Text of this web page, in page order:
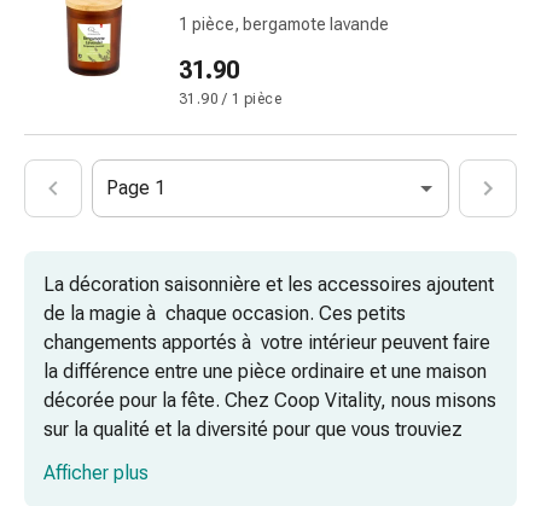
Gazes
Bandes
Pansements
Bandes
de
tapes
et
accessoires
Pansements
tubulaires
et
Matériel
1 pièce, bergamote lavande
31.90
31.90 / 1 pièce
Page 1
La décoration saisonnière et les accessoires ajoutent
de la magie à chaque occasion. Ces petits
changements apportés à votre intérieur peuvent faire
la différence entre une pièce ordinaire et une maison
décorée pour la fête. Chez Coop Vitality, nous misons
sur la qualité et la diversité pour que vous trouviez
exactement ce que vous avez en tête pour vos
célébrations. De la simple décoration aux
Afficher plus